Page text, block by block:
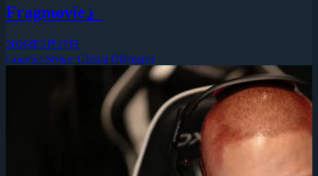
Fragmovie』
2026年2月27日
Counter-Strike: Global Offensive